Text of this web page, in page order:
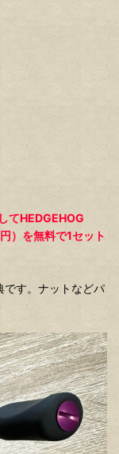
てHEDGEHOG
）を無料で1セット
です。ナットなどパ